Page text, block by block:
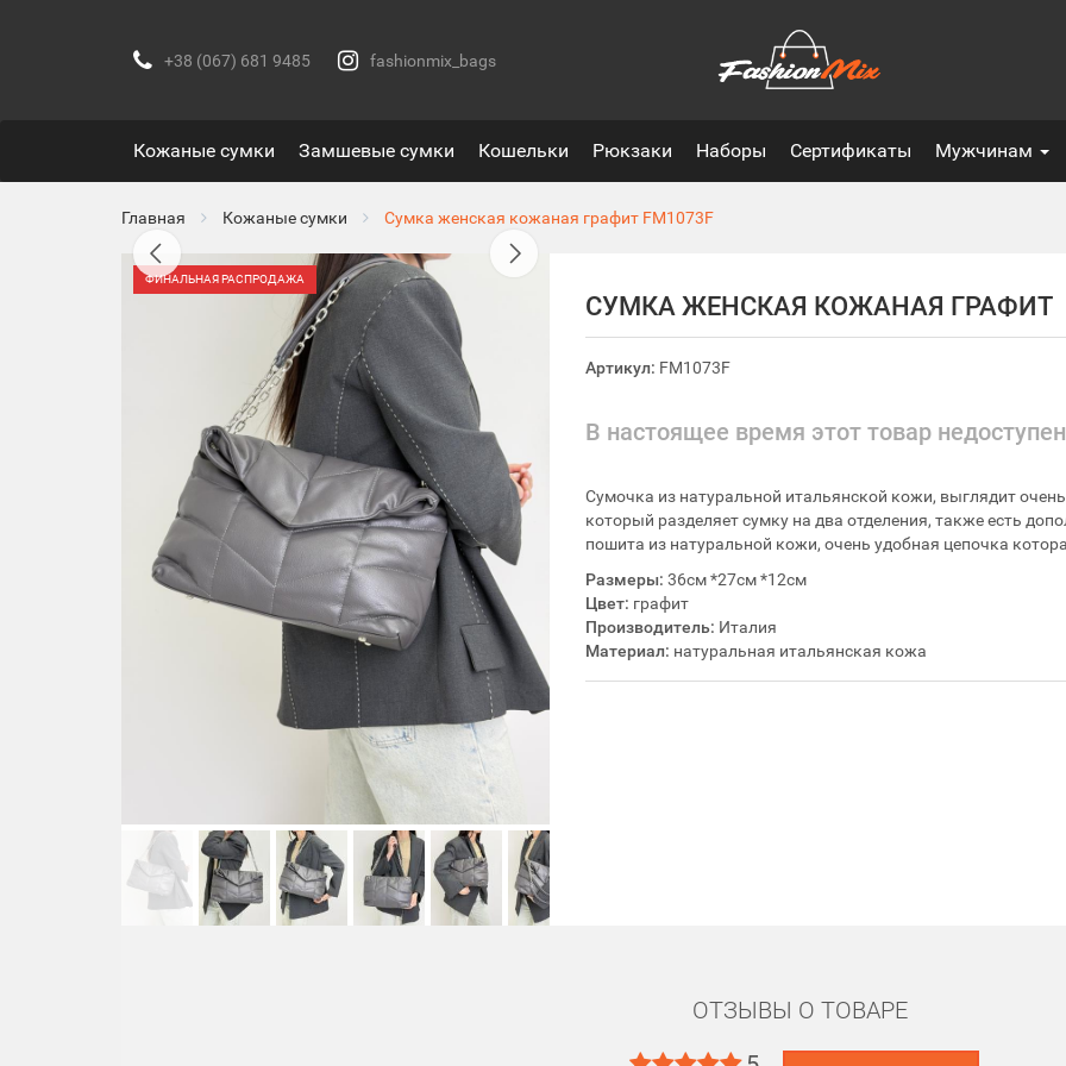
+38 (067) 681 9485 fashionmix_bags
Кожаные сумки Замшевые сумки Кошельки Рюкзаки Наборы Сертификаты Мужчинам
Главная Кожаные сумки Сумка женская кожаная графит FM1073F
ФИНАЛЬНАЯ РАСПРОДАЖА
СУМКА ЖЕНСКАЯ КОЖАНАЯ ГРАФИТ
Артикул: FM1073F
В настоящее время этот товар
Сумочка из натуральной итальянской кожи, выглядит
который разделяет сумку на два отделения, также есть
пошита из натуральной кожи, очень удобная цепочка
Размеры: 36см *27см *12см
Цвет: графит
Производитель: Италия
Материал: натуральная итальянская кожа
ОТЗЫВЫ О ТОВАРЕ